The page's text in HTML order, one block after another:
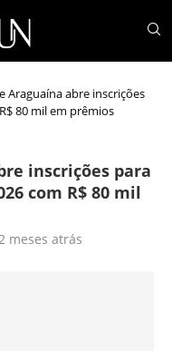
Araguaína abre inscrições
80 mil em prêmios
inscrições para
com R$ 80 mil
meses atrás